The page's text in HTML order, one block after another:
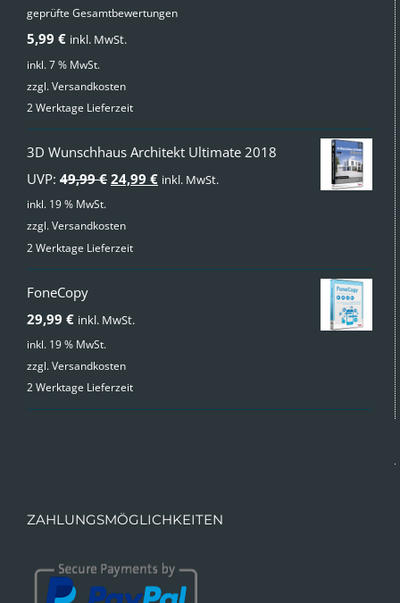
Bewertet
von 5
geprüfte Gesamtbewertungen
5,99 € inkl. MwSt.
inkl. 7 % MwSt.
zzgl.Versandkosten
2 Werktage Lieferzeit
3D Wunschhaus Architekt Ultimate 2018
UVP: 49,99€ Ursprünglicher
war:
24,99 €Aktueller
inkl. MwSt.
inkl. 19 % MwSt.
zzgl.Versandkosten
2 Werktage Lieferzeit
FoneCopy
29,99 € inkl. MwSt.
inkl. 19 % MwSt.
zzgl.Versandkosten
2 Werktage Lieferzeit
ZAHLUNGSMÖGLICHKEITEN